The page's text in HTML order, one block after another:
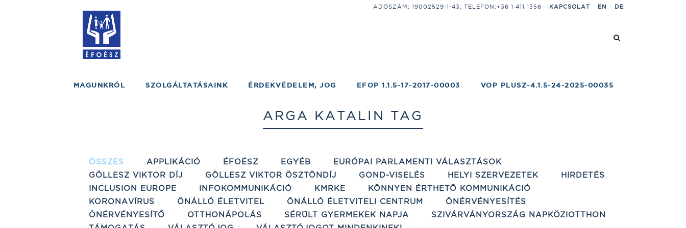
ADÓSZÁM: 19002529-1-43; TELEFON:+36 1 411 1356 KAPCSOLAT EN DE
MAGUNKRÓL SZOLGÁLTATÁSAINK ÉRDEKVÉDELEM, JOG EFOP 1.1.5-17-2017-00003 VOP PLUSZ-4.1.5-24-2025-00035
ARGA KATALIN TAG
ÖSSZES APPLIKÁCIÓ ÉFOÉSZ EGYÉB
EURÓPAI PARLAMENTI VÁLASZTÁSOK
GÖLLESZ VIKTOR DÍJ
GÖLLESZ VIKTOR ÖSZTÖNDÍJ GOND-VISELÉS HELYI SZERVEZETEK
HIRDETÉS
INCLUSION EUROPE
INFOKOMMUNIKÁCIÓ KMRKE
KÖNNYEN ÉRTHETŐ KOMMUNIKÁCIÓ
KORONAVÍRUS
ÖNÁLLÓ ÉLETVITEL ÖNÁLLÓ ÉLETVITELI CENTRUM
ÖNÉRVÉNYESÍTÉS
ÖNÉRVÉNYESÍTŐ
OTTHONÁPOLÁS SÉRÜLT GYERMEKEK NAPJA
SZIVÁRVÁNYORSZÁG NAPKÖZIOTTHON